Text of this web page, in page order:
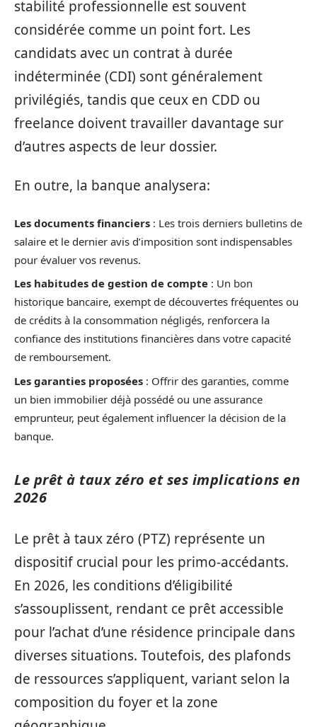
stabilité professionnelle est souvent
considérée comme un point fort. Les
candidats avec un contrat à durée
indéterminée (CDI) sont généralement
privilégiés, tandis que ceux en CDD ou
freelance doivent travailler davantage sur
d’autres aspects de leur dossier.
En outre, la banque analysera:
Les documents financiers : Les trois derniers bulletins de
salaire et le dernier avis d’imposition sont indispensables
pour évaluer vos revenus.
Les habitudes de gestion de compte : Un bon
historique bancaire, exempt de découvertes fréquentes ou
de crédits à la consommation négligés, renforcera la
confiance des institutions financières dans votre capacité
de remboursement.
Les garanties proposées : Offrir des garanties, comme
un bien immobilier déjà possédé ou une assurance
emprunteur, peut également influencer la décision de la
banque.
Le prêt à taux zéro et ses implications en
2026
Le prêt à taux zéro (PTZ) représente un
dispositif crucial pour les primo-accédants.
En 2026, les conditions d’éligibilité
s’assouplissent, rendant ce prêt accessible
pour l’achat d’une résidence principale dans
diverses situations. Toutefois, des plafonds
de ressources s’appliquent, variant selon la
composition du foyer et la zone